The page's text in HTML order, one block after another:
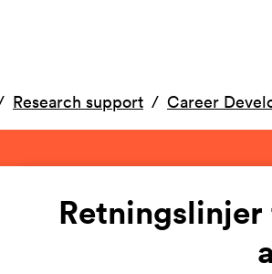
Research support Career